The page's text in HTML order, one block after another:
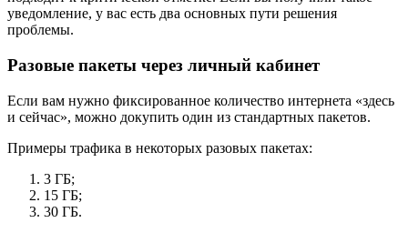
уведомление, у вас есть два основных пути решения
проблемы.
Разовые пакеты через личный кабинет
Если вам нужно фиксированное количество интернета «здесь
и сейчас», можно докупить один из стандартных пакетов.
Примеры трафика в некоторых разовых пакетах:
3 ГБ;
15 ГБ;
30 ГБ.